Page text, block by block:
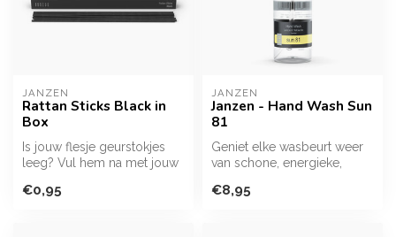
JANZEN
Rattan Sticks Black in
Box
Is jouw flesje geurstokjes
leeg? Vul hem na met jouw
€0,95
JANZEN
Janzen - Hand Wash Sun
81
Geniet elke wasbeurt weer
van schone, energieke,
met de...
€8,95